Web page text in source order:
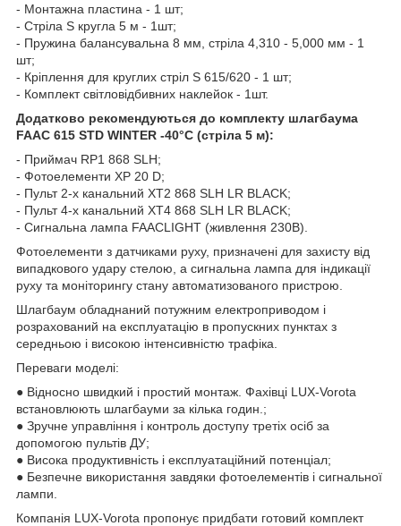
- Монтажна пластина - 1 шт;
- Стріла S кругла 5 м - 1шт;
- Пружина балансувальна 8 мм, стріла 4,310 - 5,000 мм - 1
шт;
- Кріплення для круглих стріл S 615/620 - 1 шт;
- Комплект світловідбивних наклейок - 1шт.
Додатково рекомендуються до комплекту шлагбаума
FAAC 615 STD WINTER -40°C (стріла 5 м):
- Приймач RP1 868 SLH;
- Фотоелементи XP 20 D;
- Пульт 2-х канальний XT2 868 SLH LR BLACK;
- Пульт 4-х канальний XT4 868 SLH LR BLACK;
- Сигнальна лампа FAACLIGHT (живлення 230В).
Фотоелементи з датчиками руху, призначені для захисту від
випадкового удару стелою, а сигнальна лампа для індикації
руху та моніторингу стану автоматизованого пристрою.
Шлагбаум обладнаний потужним електроприводом і
розрахований на експлуатацію в пропускних пунктах з
середньою і високою інтенсивністю трафіка.
Переваги моделі:
● Відносно швидкий і простий монтаж. Фахівці LUX-Vorota
встановлюють шлагбауми за кілька годин.;
● Зручне управління і контроль доступу третіх осіб за
допомогою пультів ДУ;
● Висока продуктивність і експлуатаційний потенціал;
● Безпечне використання завдяки фотоелементів і сигнальної
лампи.
Компанія LUX-Vorota пропонує придбати готовий комплект